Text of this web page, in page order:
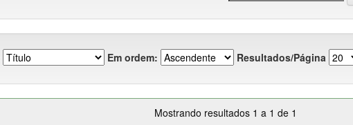
Em ordem: Resultados/Página
Mostrando resultados 1 a 1 de 1